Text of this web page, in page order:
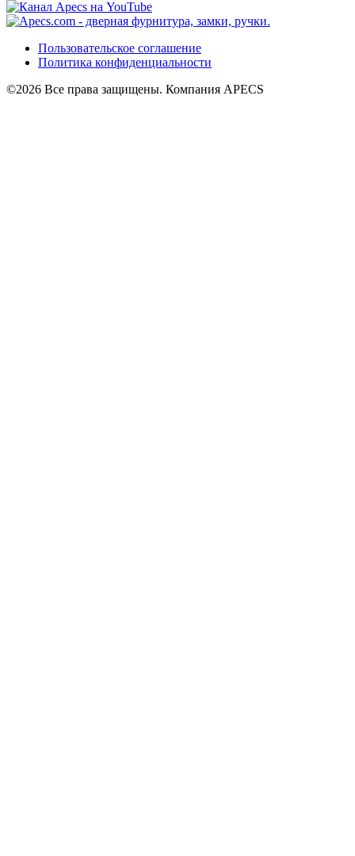
Пользовательское соглашение
Политика конфиденциальности
©2026 Все права защищены. Компания APECS